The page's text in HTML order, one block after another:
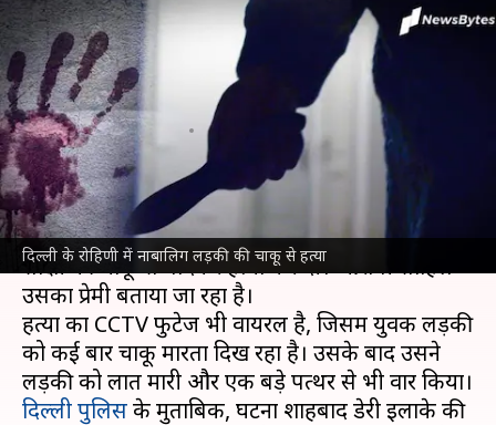
दिल्ली के रोहिणी में नाबालिग लड़की की चाकू से हत्या
दिल्ली: प्रेमी ने नाबालिग लड़की की
सरेआम चाकू से गोदकर हत्या की,
देखते रहे लोग
लेखन गजेंद्र May 29, 2023 01:25 pm
क्या है खबर?
दिल्लीके रोहिणी में एक युवक ने सरेआम एक 16 वर्षीय
साक्षी की चाकू से गोदकर हत्या कर दी। आरोपी साहिल
उसका प्रेमी बताया जा रहा है।
हत्या का CCTV फुटेज भी वायरल है, जिसमें युवक लड़की
को कई बार चाकू मारता दिख रहा है। उसके बाद उसने
दिल्ली पुलिसके मुताबिक, घटना शाहबाद डेरी इलाके की